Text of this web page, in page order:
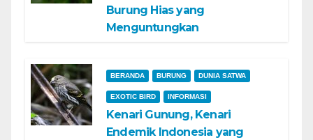
Burung Hias yang
Menguntungkan
BERANDA BURUNG DUNIA SATWA
EXOTIC BIRD INFORMASI
Kenari Gunung, Kenari
Endemik Indonesia yang